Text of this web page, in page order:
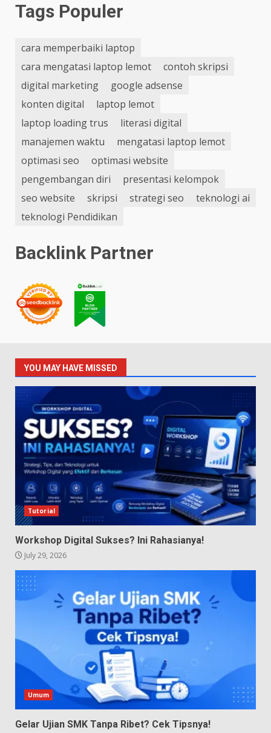
Tags Populer
cara memperbaiki laptop
cara mengatasi laptop lemot
contoh skripsi
digital marketing
google adsense
konten digital
laptop lemot
laptop loading trus
literasi digital
manajemen waktu
mengatasi laptop lemot
optimasi seo
optimasi website
pengembangan diri
presentasi kelompok
seo website
skripsi strategi seo
teknologi ai
teknologi Pendidikan
Backlink Partner
YOU MAY HAVE MISSED
Tutorial
Workshop Digital Sukses? Ini Rahasianya!
July 29, 2026
Umum
Gelar Ujian SMK Tanpa Ribet? Cek Tipsnya!